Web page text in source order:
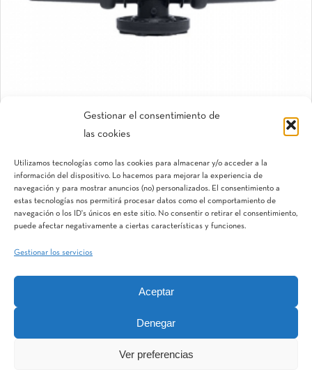
Gestionar el consentimiento de
las cookies
Utilizamos tecnologías como las cookies para almacenar y/o acceder a la
información del dispositivo. Lo hacemos para mejorar la experiencia de
navegación y para mostrar anuncios (no) personalizados. El consentimiento a
estas tecnologías nos permitirá procesar datos como el comportamiento de
navegación o los ID's únicos en este sitio. No consentir o retirar el consentimiento,
puede afectar negativamente a ciertas características y funciones.
Gestionar los servicios
Aceptar
Denegar
Ver preferencias
Twin Lite
Filtro de anillas manual
MatWater Division